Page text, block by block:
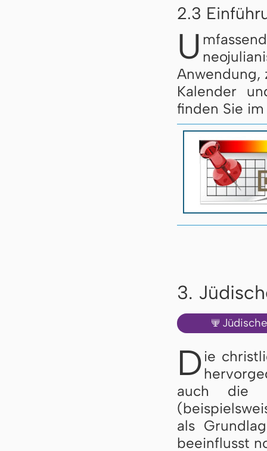
2.3
U
Anwendung,
Kalender
finden Sie
3.
🕎
D ie
auch die
als
beeinflusst